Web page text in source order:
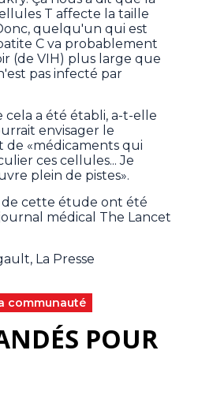
T affecte la taille
quelqu'un qui est
C va probablement
(de VIH) plus large que
pas infecté par
a été établi, a-t-elle
envisager le
«médicaments qui
ces cellules... Je
plein de pistes».
de cette étude ont été
médical The Lancet
La Presse
communauté
POUR